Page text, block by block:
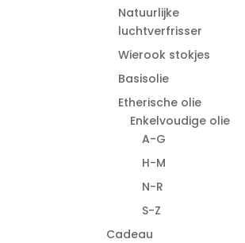
Natuurlijke
luchtverfrisser
Wierook stokjes
Basisolie
Etherische olie
Enkelvoudige olie
A-G
H-M
N-R
S-Z
Cadeau